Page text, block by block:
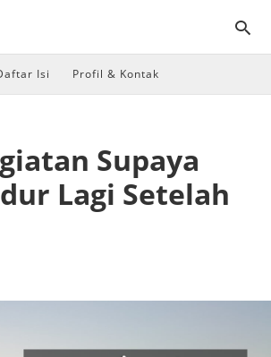
Isi Profil & Kontak
Supaya
Lagi Setelah